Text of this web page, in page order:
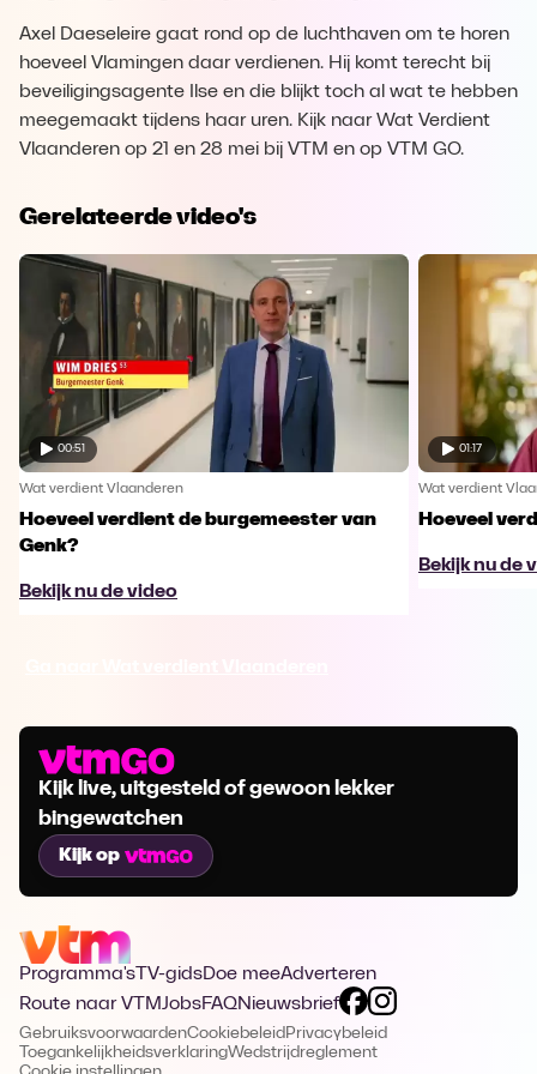
Axel Daeseleire gaat rond op de luchthaven om te horen
hoeveel Vlamingen daar verdienen. Hij komt terecht bij
beveiligingsagente Ilse en die blijkt toch al wat te hebben
meegemaakt tijdens haar uren. Kijk naar Wat Verdient
Vlaanderen op 21 en 28 mei bij VTM en op VTM GO.
Gerelateerde video's
00:51
Wat verdient Vlaanderen
Hoeveel verdient de burgemeester van
Genk?
Bekijk nu de video
01:17
Wat verdient
Hoeveel
Bekijk nu de
Kijk live, uitgesteld of gewoon lekker
bingewatchen
Kijk op
Programma's TV-gidsDoe meeAdverteren
Route naar VTMJobsFAQNieuwsbrief
GebruiksvoorwaardenCookiebeleid Privacybeleid
ToegankelijkheidsverklaringWedstrijdreglement